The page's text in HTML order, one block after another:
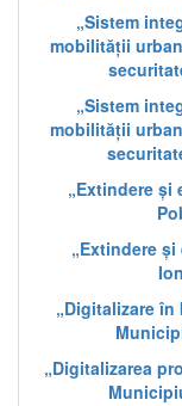
„Sistem
mobilității
„Sistem
mobilității
„Extindere și
„Extindere
„Digitalizare
„Digitalizarea